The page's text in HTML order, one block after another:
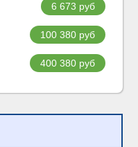
6 673 руб
100 380руб
400 380руб